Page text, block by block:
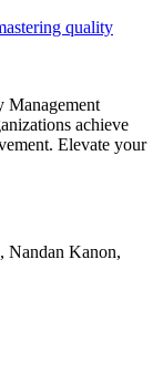
quality
Management
achieve
Elevate your
Nandan Kanon,